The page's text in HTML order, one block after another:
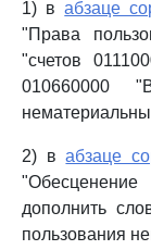
1) вабзаце
"Права
"счетов
010660000
2) вабзаце
дополнить
пользования